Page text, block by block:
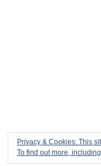
Privacy & Cookies: This
To find out more,